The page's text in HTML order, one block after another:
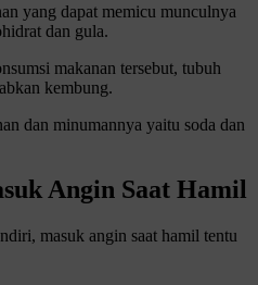
yang dapat memicu munculnya
dan gula.
makanan tersebut, tubuh
kembung.
dan minumannya yaitu soda dan
Angin Saat Hamil
masuk angin saat hamil tentu